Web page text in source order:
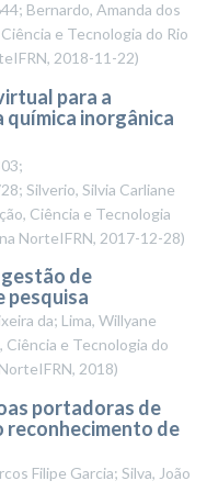
Bernardo, Amanda dos
e Tecnologia do Rio
, 2018-11-22)
para a
química inorgânica
Silverio, Silvia Carliane
Ciência e Tecnologia
NorteIFRN, 2017-12-28)
de
pesquisa
da; Lima, Willyane
e Tecnologia do
, 2018)
portadoras de
reconhecimento de
Filipe Garcia; Silva, João